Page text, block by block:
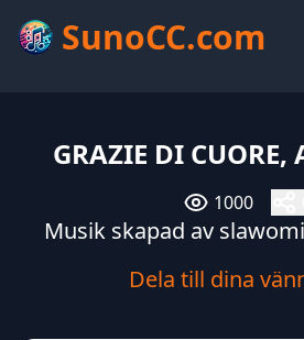
SunoCC.com
GRAZIE DI
1000
Musik skapad av
Dela till dina